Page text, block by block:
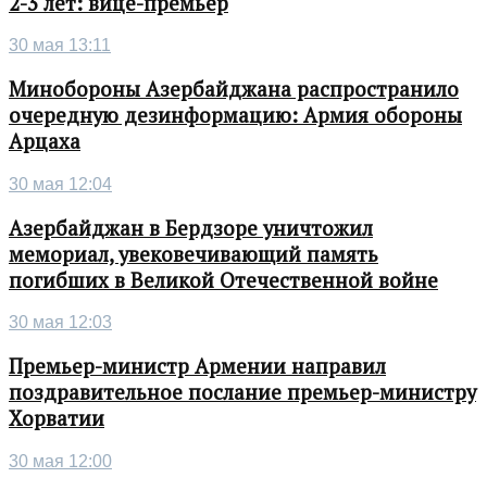
30 мая 13:11
Минобороны Азербайджана распространило
очередную дезинформацию: Армия обороны
Арцаха
30 мая 12:04
Азербайджан в Бердзоре уничтожил
мемориал, увековечивающий память
погибших в Великой Отечественной войне
30 мая 12:03
Премьер-министр Армении направил
поздравительное послание премьер-министру
Хорватии
30 мая 12:00